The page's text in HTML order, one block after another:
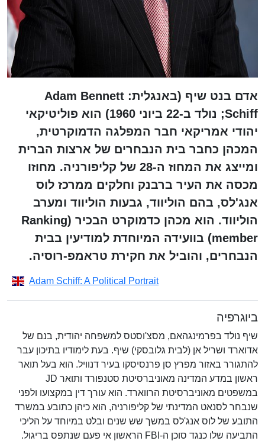
אדם בנט שיף (באנגלית: Adam Bennett
Schiff; נולד ב-22 ביוני 1960) הוא פוליטיקאי
יהודי אמריקאי חבר המפלגה הדמוקרטית,
המכהן כחבר בית הנבחרים של ארצות הברית
ומייצג את המחוז ה-28 של קליפורניה. מחוזו
מכסה את העיר ברבנק וחלקים ממרכז לוס
אנג'לס, בהם הוליווד, גבעות הוליווד ומערב
הוליווד. הוא מכהן כדמוקרט הבכיר (Ranking
member) בוועידה המיוחדת למודיעין בבית
הנבחרים, והוביל את חקירת טראמפ-רוסיה.
Adam Schiff: A Political Portrait
ביוגרפיה
שיף נולד בפרמינגהאם, מסצ'וסטס למשפחה יהודית, בנם של
אדוארד ושריל אן (לבית גלובסקי) שיף. בעת לימודיו בתיכון עבר
להתגורר באזור מפרץ סן פרנסיסקו בעיר דנוויל. הוא בעל תואר
ראשון במדע המדינה מאוניברסיטת סטנפורד ותואר JD
במשפטים מאוניברסיטת הרווארד. הוא עורך דין במקצועו ולפני
שנבחר לסנאט המדינתי של קליפורניה, הוא כיהן כתובע במשרד
התובע של לוס אנג'לס במשך שש שנים ובלט במיוחד על הליכי
התביעה שלו כנגד סוכן ה-FBI הראשון אי פעם שנתפס בריגול.